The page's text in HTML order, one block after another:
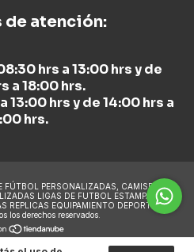
atención:
hrs a 13:00 hrs y de
a 18:00 hrs.
13:00 hrs y de 14:00 hrs a
hrs.
FÚTBOL PERSONALIZADAS, CAMISETAS
LIGAS DE FUTBOL ESTAMPADO DE
REPLICAS EQUIPAMIENTO DEPORTIVO y
los derechos reservados.